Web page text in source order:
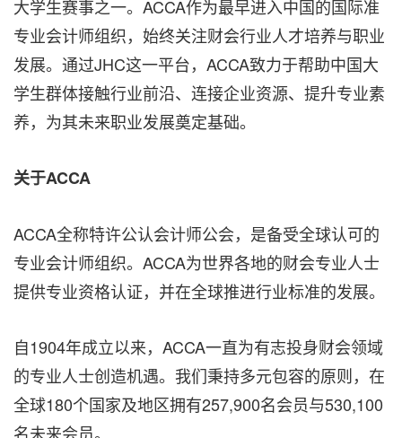
大学生赛事之一。ACCA作为最早进入中国的国际准
专业会计师组织，始终关注财会行业人才培养与职业
发展。通过JHC这一平台，ACCA致力于帮助中国大
学生群体接触行业前沿、连接企业资源、提升专业素
养，为其未来职业发展奠定基础。
关于ACCA
ACCA全称特许公认会计师公会，是备受全球认可的
专业会计师组织。ACCA为世界各地的财会专业人士
提供专业资格认证，并在全球推进行业标准的发展。
自1904年成立以来，ACCA一直为有志投身财会领域
的专业人士创造机遇。我们秉持多元包容的原则，在
全球180个国家及地区拥有257,900名会员与530,100
名未来会员。